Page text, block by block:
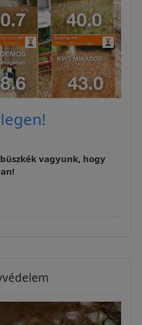
vagyunk, hogy